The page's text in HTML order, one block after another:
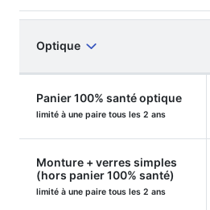
Optique
Panier 100% santé optique
limité à une paire tous les 2 ans
Monture + verres simples
(hors panier 100% santé)
limité à une paire tous les 2 ans